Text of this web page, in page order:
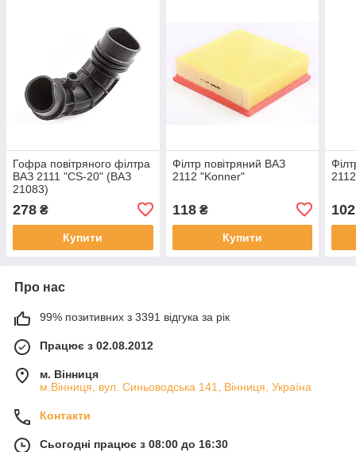
Гофра повітряного філтра
ВАЗ 2111 "CS-20" (ВАЗ
21083)
278 ₴
Купити
Філтр повітряний ВАЗ
2112 "Konner"
118₴
Купити
102
Про нас
99% позитивних з 3391 відгука за рік
Працює з 02.08.2012
м. Вінниця
м.Вінниця, вул. Синьоводська 141, Вінниця, Україна
Контакти
Сьогодні працює з 08:00 до 16:30